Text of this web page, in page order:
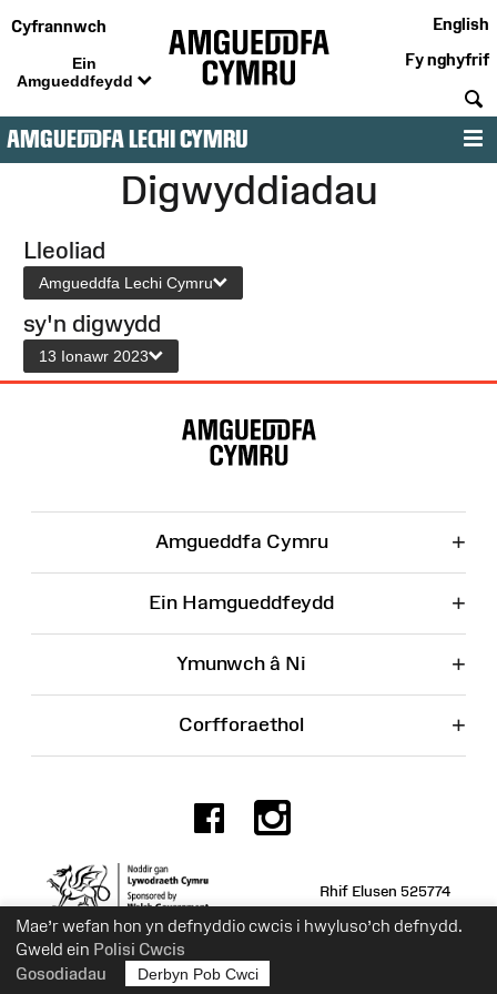
Mae’r wefan hon yn defnyddio cwcis i hwyluso’ch defnydd.
Gweld ein Polisi Cwcis
Gosodiadau
Derbyn Pob Cwci
Cyfrannwch
Ein
Amgueddfeydd
English
Fy nghyfrif
AMGUEDDFA LECHI CYMRU
Digwyddiadau
Lleoliad
Amgueddfa Lechi Cymru
sy'n digwydd
13 Ionawr 2023
Amgueddfa Cymru +
Ein Hamgueddfeydd +
Ymunwch â Ni +
Corfforaethol +
Facebook
Rhif Elusen 525774